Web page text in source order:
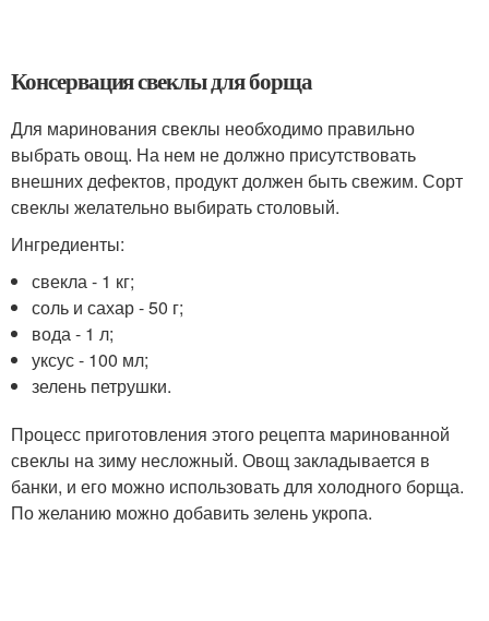
Консервация свеклы для борща
Для маринования свеклы необходимо правильно
выбрать овощ. На нем не должно присутствовать
внешних дефектов, продукт должен быть свежим. Сорт
свеклы желательно выбирать столовый.
Ингредиенты:
свекла - 1 кг;
соль и сахар - 50 г;
вода - 1 л;
уксус - 100 мл;
зелень петрушки.
Процесс приготовления этого рецепта маринованной
свеклы на зиму несложный. Овощ закладывается в
банки, и его можно использовать для холодного борща.
По желанию можно добавить зелень укропа.